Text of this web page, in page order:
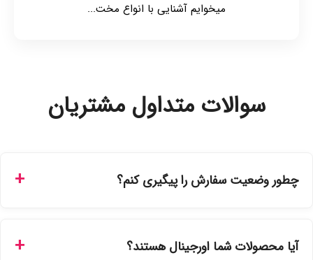
میخوایم آشنایی با انواع مخت...
سوالات متداول مشتریان
چطور وضعیت سفارش را پیگیری کنم؟
سفارشات در سایت، وضعیت لحظه‌ای مرسوله را مشاهده کنید.
آیا محصولات شما اورجینال هستند؟